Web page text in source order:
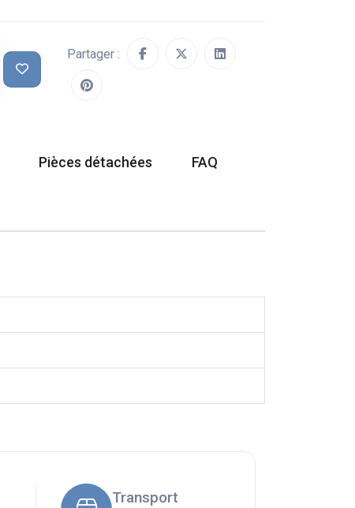
Partager :
Pièces détachées FAQ
Transport